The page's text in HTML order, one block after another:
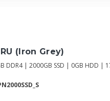
(Iron Grey)
DDR4 | 2000GB SSD | 0GB HDD |